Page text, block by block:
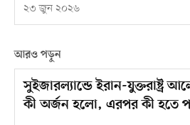
২৩ জুন ২০২৬
আরও পড়ুন
সুইজারল্যান্ডে ইরান-যুক্তরাষ্ট্র
কী অর্জন হলো, এরপর কী হতে